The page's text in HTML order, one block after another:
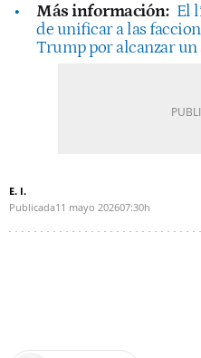
Más información: El
de unificar a las
Trump por alcanzar
E. I.
Publicada11 mayo 202607:30h